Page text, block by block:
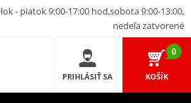
- piatok 9:00-17:00 hod,sobota 9:00-13:00,
nedeľa zatvorené
PRIHLÁSIŤ SA
0
KOŠÍK